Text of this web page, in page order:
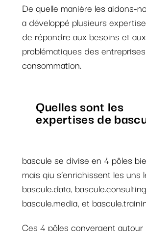
De quelle manière les aidons-
a développé plusieurs
de répondre aux besoins et aux
problématiques des
consommation.
Quelles sont les
expertises de
bascule se divise en 4 pôles
mais qiu s'enrichissent les uns
bascule.data,
bascule.media, et
Ces 4 pôles convergent autour